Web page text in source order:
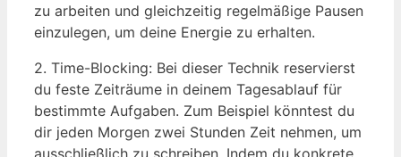
zu arbeiten und gleichzeitig regelmäßige Pausen
einzulegen,⁢ um deine Energie⁢ zu erhalten.
2. Time-Blocking: Bei dieser Technik reservierst
du feste ‌Zeiträume in deinem Tagesablauf für
bestimmte Aufgaben. Zum Beispiel könntest du
dir jeden⁢ Morgen zwei Stunden Zeit nehmen, um
ausschließlich zu schreiben. Indem du konkrete